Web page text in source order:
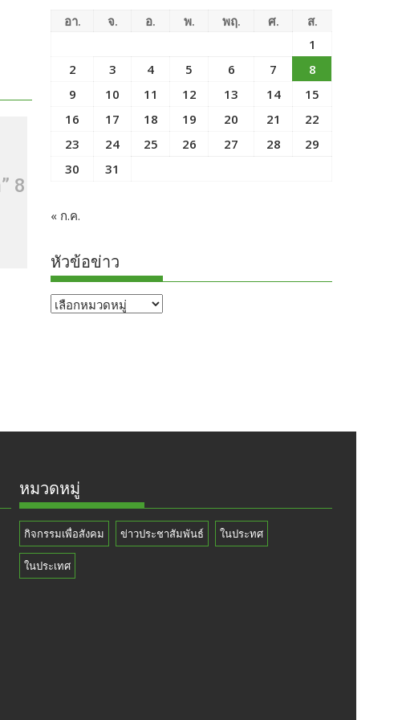
8
อา. จ. อ. พ. พฤ. ศ.
ส.
1
2
3 4 5 6 7
8
9
10 11 12 13 14
15
16
17 18 19 20 21
22
23
24 25 26 27 28
29
30
31
« ก.ค.
หัวข้อข่าว
หัวข้อ
หมวดหมู่
กิจกรรมเพื่อสังคม ข่าวประชาสัมพันธ์ ในประทศ
ในประเทศ